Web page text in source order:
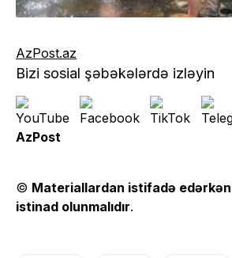
AzPost.az
Bizi sosial şəbəkələrdə izləyin
AzPost
© Materiallardan istifadə
istinad olunmalıdır.